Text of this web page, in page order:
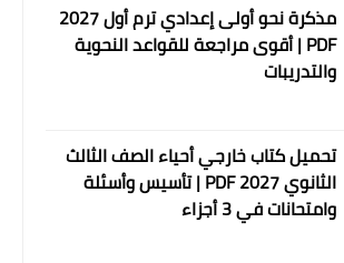
مذكرة نحو أولى إعدادي ترم أول 2027
PDF | أقوى مراجعة للقواعد النحوية
والتدريبات
تحميل كتاب خارجي أحياء الصف الثالث
الثانوي 2027 PDF | تأسيس وأسئلة
وامتحانات في 3 أجزاء